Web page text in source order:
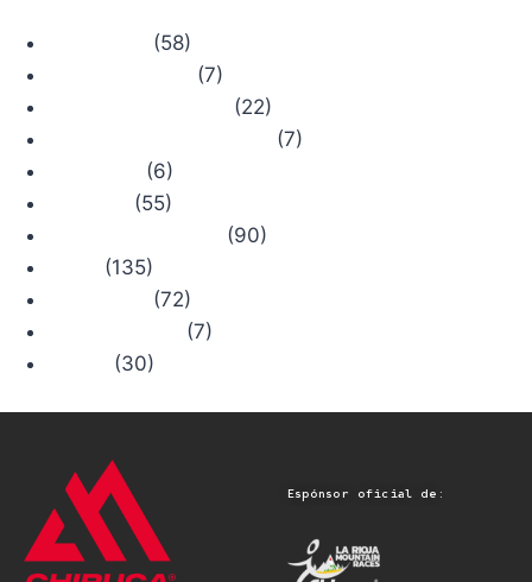
(58)
(7)
(22)
(7)
(6)
(55)
(90)
(135)
(72)
(7)
(30)
Espónsor oficial de: